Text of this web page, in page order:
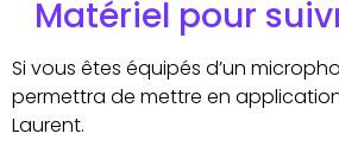
Matériel pour
Si vous êtes équipés d’un
permettra de mettre en
Laurent.